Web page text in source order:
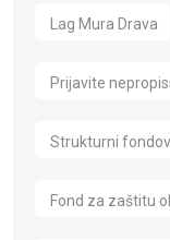
Lag Mura Drava
Prijavite
Strukturni
Fond za zaštitu